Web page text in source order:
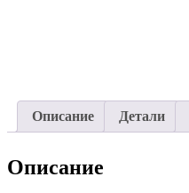
Описание Детали
Описание